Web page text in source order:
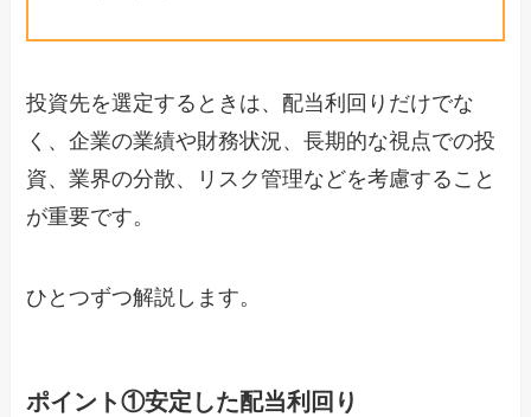
投資先を選定するときは、配当利回りだけでな
く、企業の業績や財務状況、長期的な視点での投
資、業界の分散、リスク管理などを考慮すること
が重要です。
ひとつずつ解説します。
ポイント①安定した配当利回り